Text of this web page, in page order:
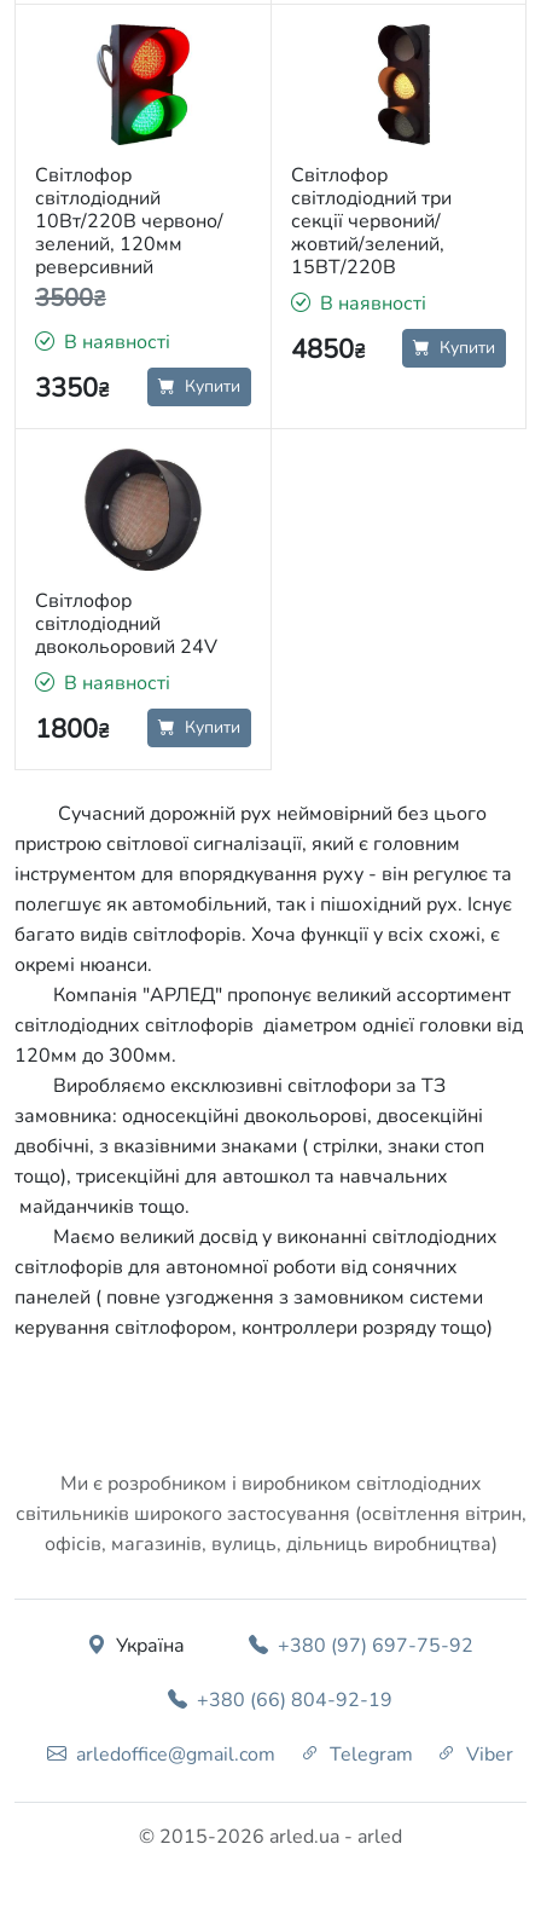
Світлофор
світлодіодний
10Вт/220В червоно/
зелений, 120мм
реверсивний
3500₴
В наявності
3350₴ Купити
Світлофор
світлодіодний три
секції червоний/
жовтий/зелений,
15ВТ/220В
В наявності
4850₴ Купити
Світлофор
світлодіодний
двокольоровий 24V
В наявності
1800₴ Купити
Сучасний дорожній рух неймовірний без цього
пристрою світлової сигналізації, який є головним
інструментом для впорядкування руху - він регулює та
полегшує як автомобільний, так і пішохідний рух. Існує
багато видів світлофорів. Хоча функції у всіх схожі, є
окремі нюанси.
Компанія "АРЛЕД" пропонує великий ассортимент
світлодіодних світлофорів діаметром однієї головки від
120мм до 300мм.
Виробляємо ексклюзивні світлофори за ТЗ
замовника: односекційні двокольорові, двосекційні
двобічні, з вказівними знаками ( стрілки, знаки стоп
тощо), трисекційні для автошкол та навчальних
майданчиків тощо.
Маємо великий досвід у виконанні світлодіодних
світлофорів для автономної роботи від сонячних
панелей ( повне узгодження з замовником системи
керування світлофором, контроллери розряду тощо)
Ми є розробником і виробником світлодіодних
світильників широкого застосування (освітлення вітрин,
офісів, магазинів, вулиць, дільниць виробництва)
Україна +380 (97) 697-75-92
+380 (66) 804-92-19
arledoffice@gmail.com Telegram Viber
© 2015-2026 arled.ua - arled